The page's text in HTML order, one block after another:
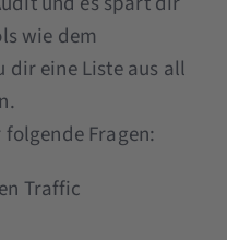
wie dem
dir eine Liste aus all
Fragen:
Traffic